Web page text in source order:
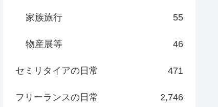
家族旅行 55
物産展等 46
セミリタイアの日常 471
フリーランスの日常 2,746